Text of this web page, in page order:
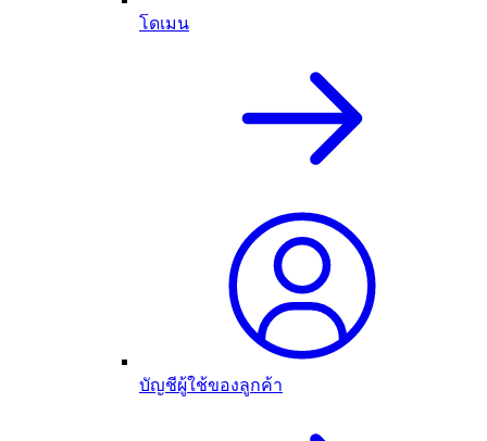
โดเมน
บัญชีผู้ใช้ของลูกค้า